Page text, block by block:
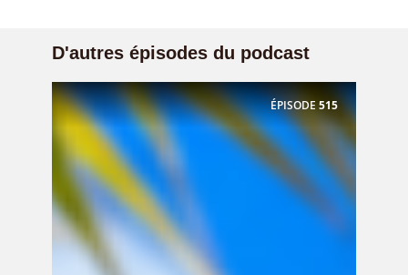
D'autres épisodes du podcast
ÉPISODE 515